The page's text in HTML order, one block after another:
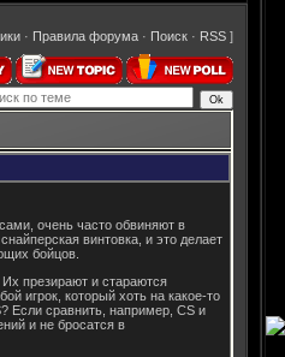
· Правила форума · Поиск · RSS ]
очень часто обвиняют в
винтовка, и это делает
бойцов.
презирают и стараются
игрок, который хоть на какое-то
Если сравнить, например, CS и
и не бросатся в